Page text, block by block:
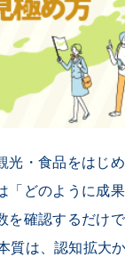
・食品をはじ
どのように成
確認するだけ
質は、認知拡大